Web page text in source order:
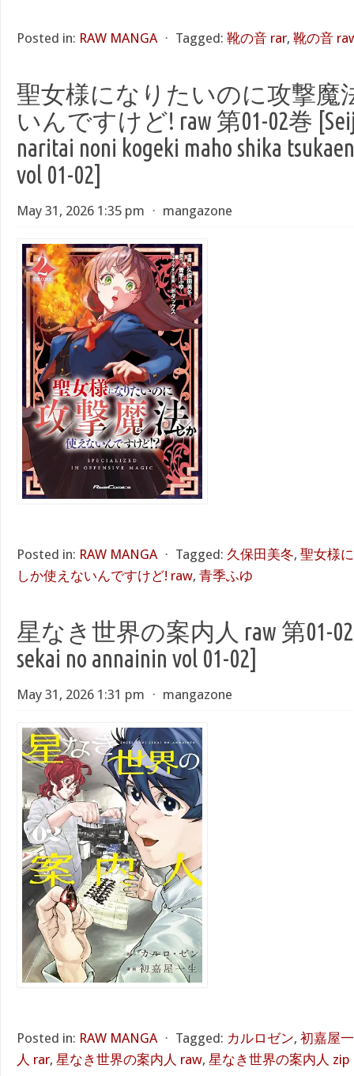
Posted in: RAW MANGA ⋅ Tagged: 靴の音 rar, 靴の音
聖女様になりたいのに攻撃魔
いんですけど! raw 第01-02巻
naritai noni kogeki maho shika
vol 01-02]
May 31, 2026 1:35 pm ⋅ mangazone
Posted in: RAW MANGA ⋅ Tagged: 久保田美冬, 聖女様
しか使えないんですけど! raw, 青季ふゆ
星なき世界の案内人 raw 第01-02
sekai no annainin vol 01-02]
May 31, 2026 1:31 pm ⋅ mangazone
Posted in: RAW MANGA ⋅ Tagged: カルロゼン, 初嘉屋
人 rar, 星なき世界の案内人 raw, 星なき世界の案内人 zip